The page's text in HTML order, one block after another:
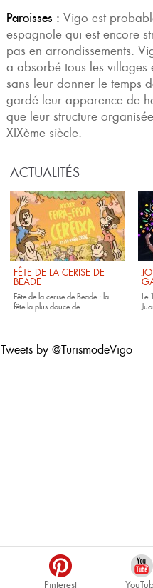
Paroisses : Vigo est
espagnole qui est encore
pas en arrondissements.
a absorbé tous les
sans leur donner le temps
gardé leur apparence de
que leur structure
XIXème siècle.
ACTUALITÉS
FÊTE DE LA CERISE DE
BEADE
Fête de la cerise de Beade : la
fête la plus douce de...
Le
Tweets by @TurismodeVigo
Pinterest